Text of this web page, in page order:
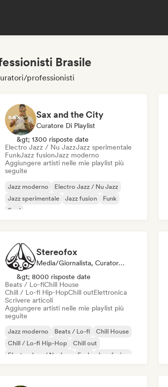
Brasile
professionisti
Sax and the City
Curatore Di Playlist
&gt; 1300 risposte date
Electro Jazz / Nu JazzJazz sperimentale
FunkJazz fusionJazz moderno
Aggiungere artisti nelle mie playlist più
seguite
Jazz moderno
Electro Jazz / Nu Jazz
Jazz sperimentale
Jazz fusion
Funk
Soul
Stereofox
Media/Giornalista, Curatore Di Playlist
&gt; 8000 risposte date
Beats / Lo-fiChill House
Chill / Lo-fi Hip-HopChill outElettronica
Scrivere articoli
Aggiungere artisti nelle mie playlist più
seguite
Jazz moderno Beats / Lo-fi
Chill House
Chill / Lo-fi Hip-Hop
Chill out
Electro Jazz / Nu Jazz
Funk Jazz fusion